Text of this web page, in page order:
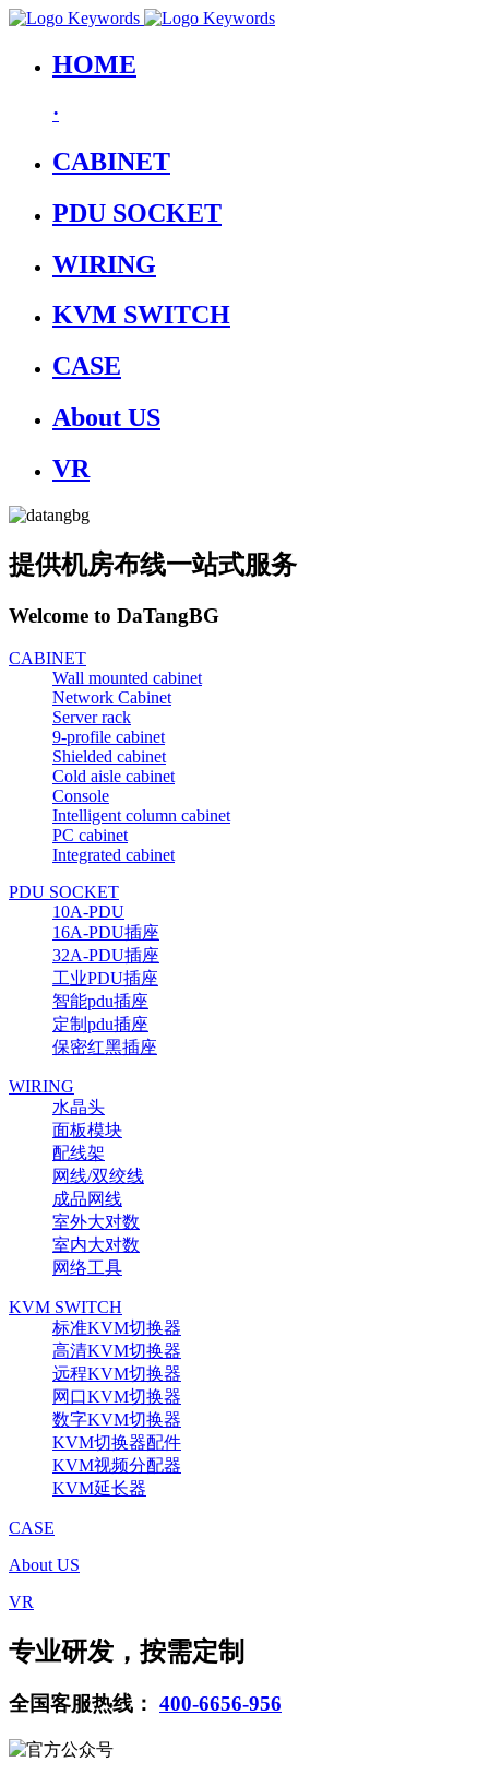
HOME
·
CABINET
PDU SOCKET
WIRING
KVM SWITCH
CASE
About US
VR
提供机房布线一站式服务
Welcome to DaTangBG
CABINET
Wall mounted cabinet
Network Cabinet
Server rack
9-profile cabinet
Shielded cabinet
Cold aisle cabinet
Console
Intelligent column cabinet
PC cabinet
Integrated cabinet
PDU SOCKET
10A-PDU
16A-PDU插座
32A-PDU插座
工业PDU插座
智能pdu插座
定制pdu插座
保密红黑插座
WIRING
水晶头
面板模块
配线架
网线/双绞线
成品网线
室外大对数
室内大对数
网络工具
KVM SWITCH
标准KVM切换器
高清KVM切换器
远程KVM切换器
网口KVM切换器
数字KVM切换器
KVM切换器配件
KVM视频分配器
KVM延长器
CASE
About US
VR
专业研发，按需定制
全国客服热线： 400-6656-956